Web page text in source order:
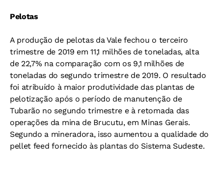
Pelotas
A produção de pelotas da Vale fechou o terceiro
trimestre de 2019 em 11,1 milhões de toneladas, alta
de 22,7% na comparação com os 9,1 milhões de
toneladas do segundo trimestre de 2019. O resultado
foi atribuído à maior produtividade das plantas de
pelotização após o período de manutenção de
Tubarão no segundo trimestre e à retomada das
operações da mina de Brucutu, em Minas Gerais.
Segundo a mineradora, isso aumentou a qualidade do
pellet feed fornecido às plantas do Sistema Sudeste.